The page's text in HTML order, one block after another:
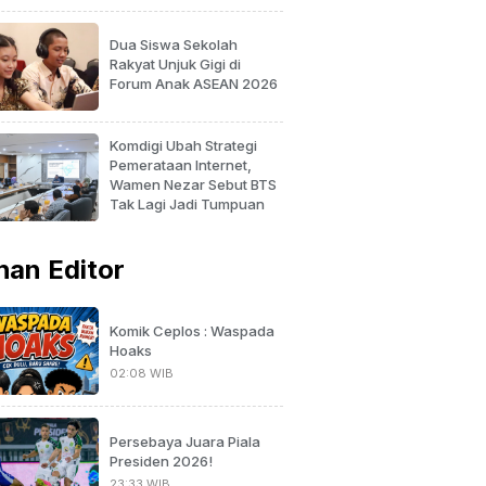
Dua Siswa Sekolah
Rakyat Unjuk Gigi di
Forum Anak ASEAN 2026
Komdigi Ubah Strategi
Pemerataan Internet,
Wamen Nezar Sebut BTS
Tak Lagi Jadi Tumpuan
Editor
Komik Ceplos : Waspada
Hoaks
02:08 WIB
Persebaya Juara Piala
Presiden 2026!